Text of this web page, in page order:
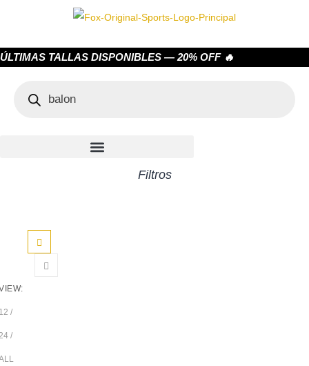
ÚLTIMAS TALLAS DISPONIBLES — 20% OFF 🔥
Filtros